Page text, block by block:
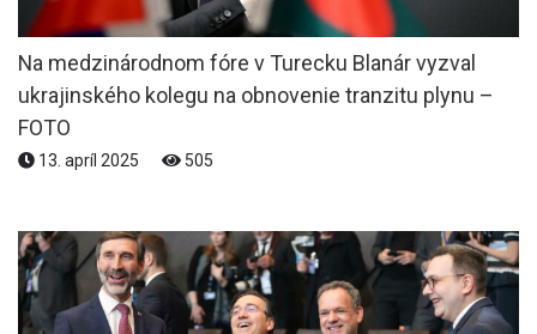
Na medzinárodnom fóre v Turecku Blanár vyzval
ukrajinského kolegu na obnovenie tranzitu plynu –
FOTO
13. apríl 2025 505